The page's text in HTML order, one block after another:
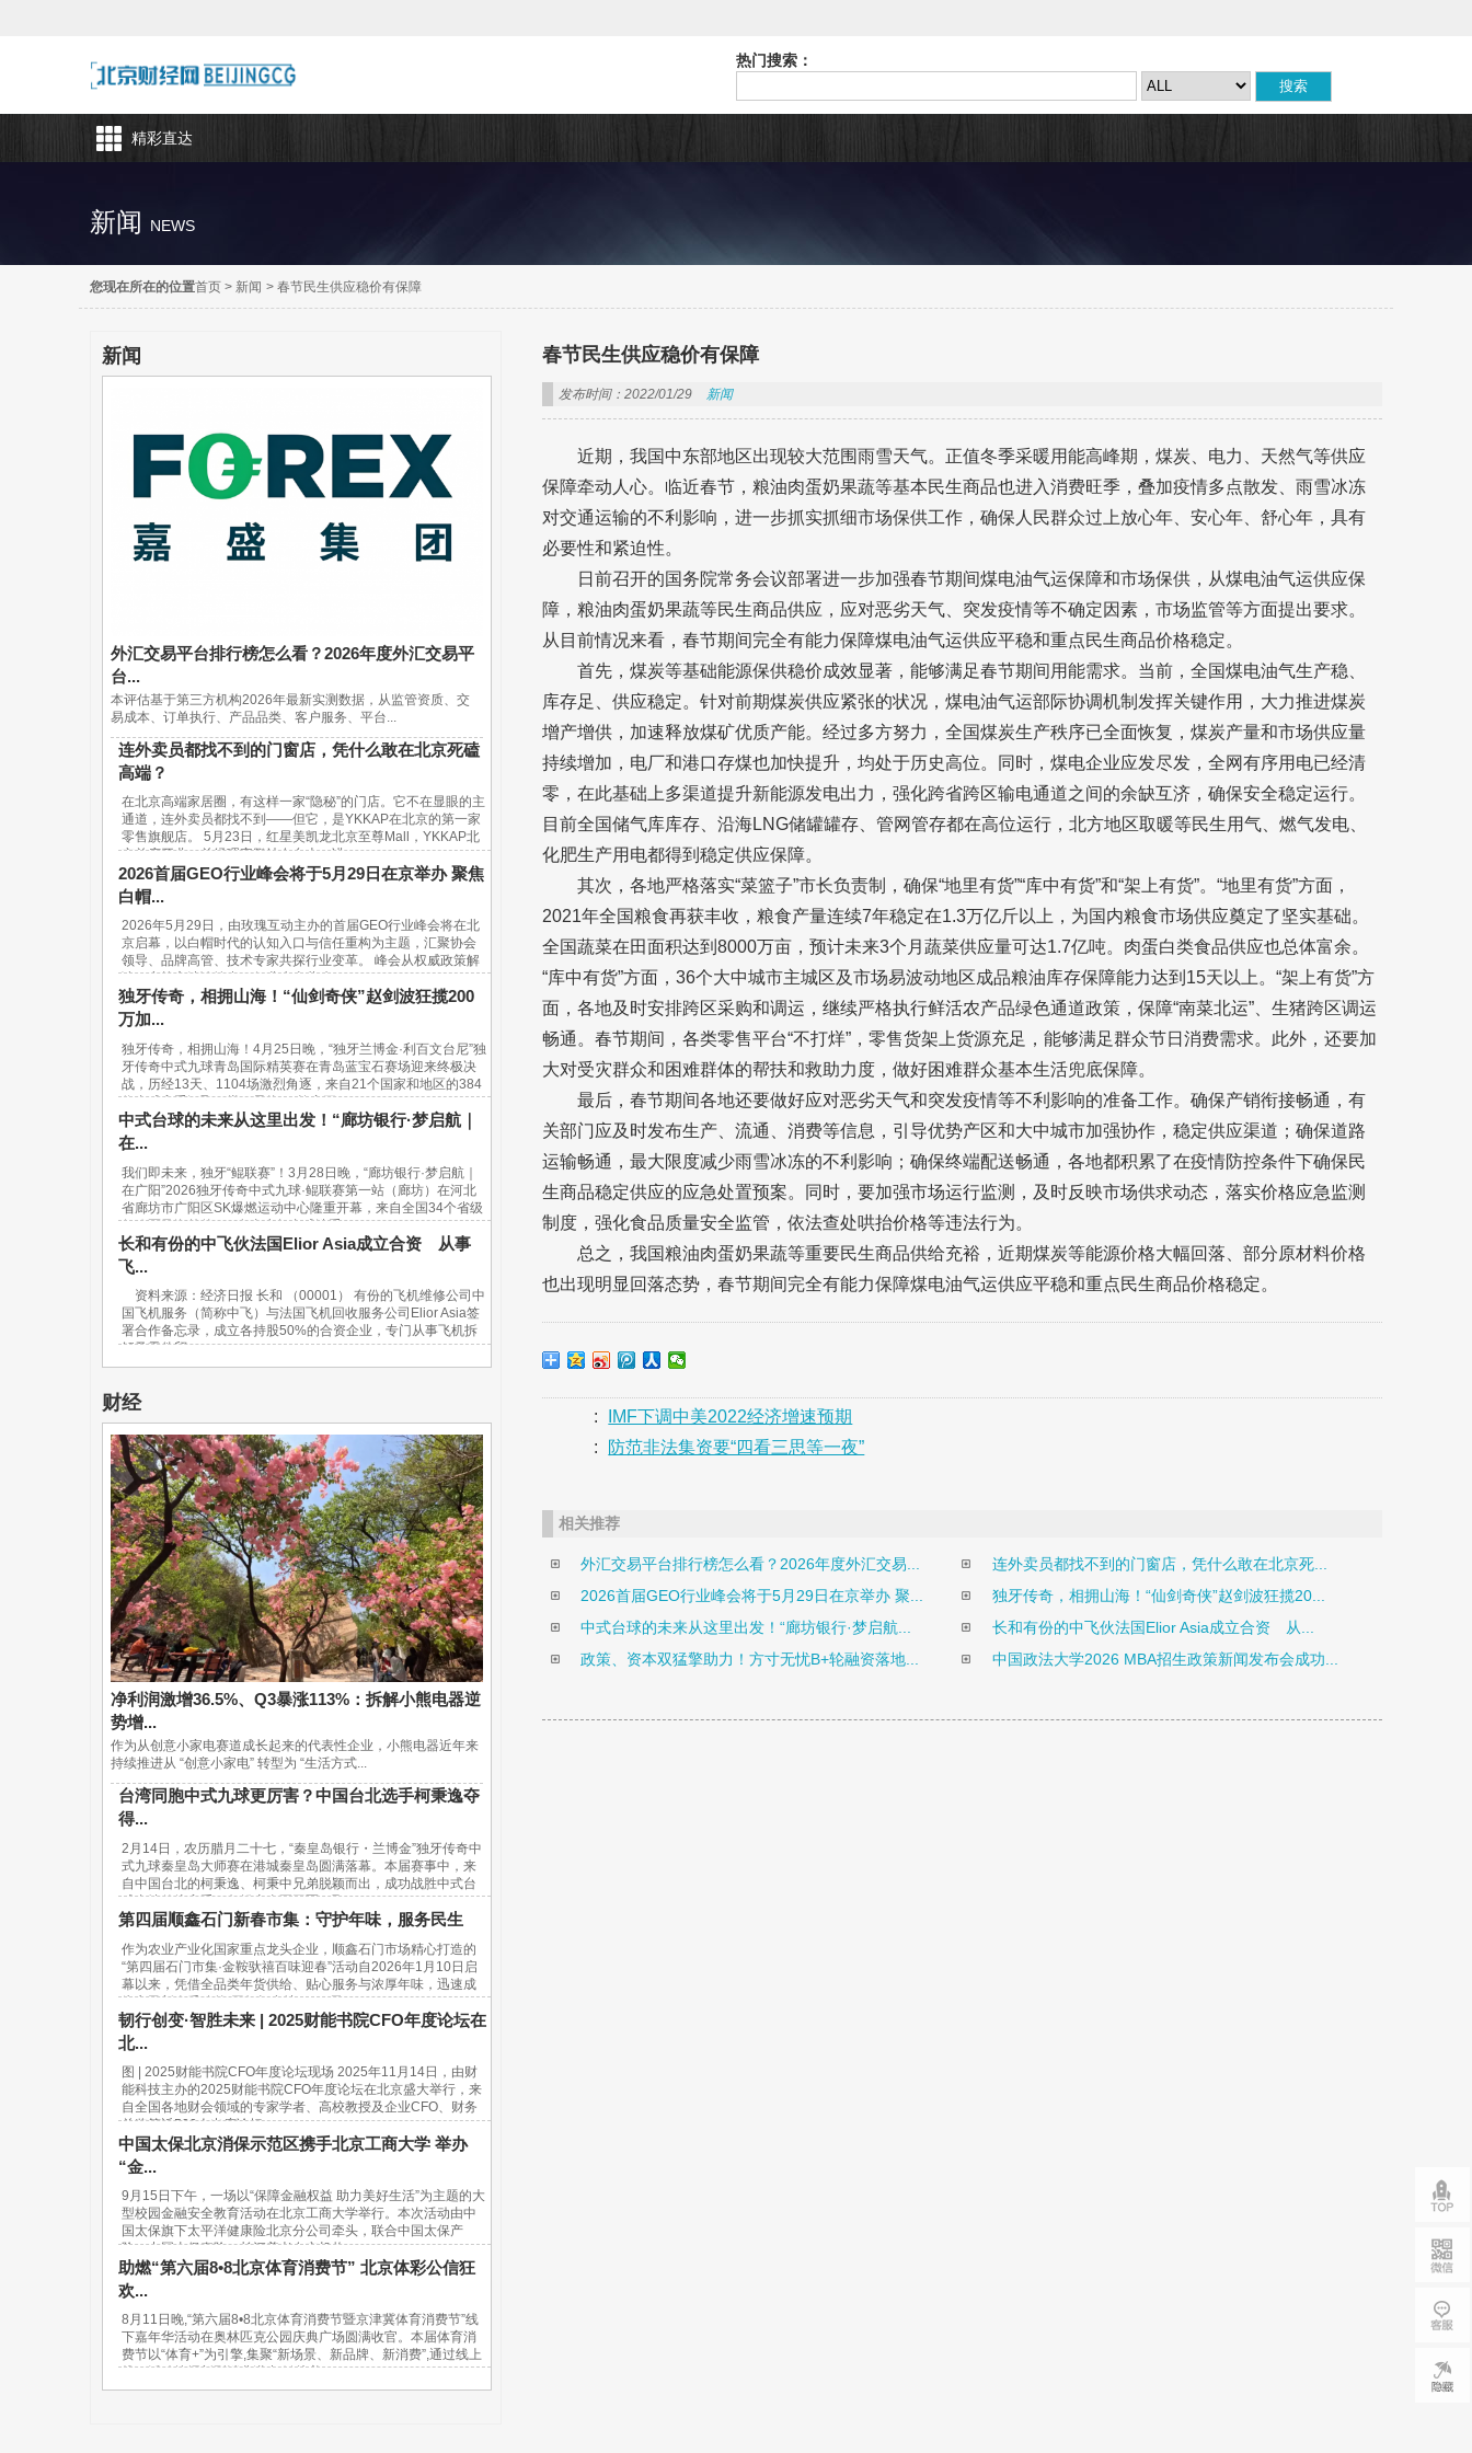
热门搜索：
精彩直达
新闻 NEWS
您现在所在的位置首页 > 新闻 > 春节民生供应稳价有保障
新闻
外汇交易平台排行榜怎么看？2026年度外汇交易平
台...
本评估基于第三方机构2026年最新实测数据，从监管资质、交
易成本、订单执行、产品品类、客户服务、平台...
连外卖员都找不到的门窗店，凭什么敢在北京死磕
高端？
在北京高端家居圈，有这样一家“隐秘”的门店。它不在显眼的主
通道，连外卖员都找不到——但它，是YKKAP在北京的第一家
零售旗舰店。 5月23日，红星美凯龙北京至尊Mall，YKKAP北
京首店开业。总经理宋鹏站在台上，讲...
2026首届GEO行业峰会将于5月29日在京举办 聚焦
白帽...
2026年5月29日，由玫瑰互动主办的首届GEO行业峰会将在北
京启幕，以白帽时代的认知入口与信任重构为主题，汇聚协会
领导、品牌高管、技术专家共探行业变革。 峰会从权威政策解
读、实战方法论输出、行业生态共建...
独牙传奇，相拥山海！“仙剑奇侠”赵剑波狂揽200
万加...
独牙传奇，相拥山海！4月25日晚，“独牙兰博金·利百文台尼”独
牙传奇中式九球青岛国际精英赛在青岛蓝宝石赛场迎来终极决
战，历经13天、1104场激烈角逐，来自21个国家和地区的384
位台球高手汇聚一堂，最终，“软塞王...
中式台球的未来从这里出发！“廊坊银行·梦启航｜
在...
我们即未来，独牙“鲲联赛”！3月28日晚，“廊坊银行·梦启航｜
在广阳”2026独牙传奇中式九球·鲲联赛第一站（廊坊）在河北
省廊坊市广阳区SK爆燃运动中心隆重开幕，来自全国34个省级
行政区及海外的940名青少年台球选手...
长和有份的中飞伙法国Elior Asia成立合资 从事
飞...
资料来源：经济日报 长和 （00001） 有份的飞机维修公司中
国飞机服务（简称中飞）与法国飞机回收服务公司Elior Asia签
署合作备忘录，成立各持股50%的合资企业，专门从事飞机拆
解及零件贸...
财经
净利润激增36.5%、Q3暴涨113%：拆解小熊电器逆
势增...
作为从创意小家电赛道成长起来的代表性企业，小熊电器近年来
持续推进从 “创意小家电” 转型为 “生活方式...
台湾同胞中式九球更厉害？中国台北选手柯秉逸夺
得...
2月14日，农历腊月二十七，“秦皇岛银行・兰博金”独牙传奇中
式九球秦皇岛大师赛在港城秦皇岛圆满落幕。本届赛事中，来
自中国台北的柯秉逸、柯秉中兄弟脱颖而出，成功战胜中式台
球内地传统高手，包揽赛事冠亚军，取...
第四届顺鑫石门新春市集：守护年味，服务民生
作为农业产业化国家重点龙头企业，顺鑫石门市场精心打造的
“第四届石门市集·金鞍驮禧百味迎春”活动自2026年1月10日启
幕以来，凭借全品类年货供给、贴心服务与浓厚年味，迅速成
为市民新春采购的“网红打卡地”。37天...
韧行创变·智胜未来 | 2025财能书院CFO年度论坛在
北...
图 | 2025财能书院CFO年度论坛现场 2025年11月14日，由财
能科技主办的2025财能书院CFO年度论坛在北京盛大举行，来
自全国各地财会领域的专家学者、高校教授及企业CFO、财务
总监等近500人出席论坛。...
中国太保北京消保示范区携手北京工商大学 举办
“金...
9月15日下午，一场以“保障金融权益 助力美好生活”为主题的大
型校园金融安全教育活动在北京工商大学举行。本次活动由中
国太保旗下太平洋健康险北京分公司牵头，联合中国太保产
险、中国太保寿险、长江养老在京机构...
助燃“第六届8•8北京体育消费节” 北京体彩公信狂
欢...
8月11日晚,“第六届8•8北京体育消费节暨京津冀体育消费节”线
下嘉年华活动在奥林匹克公园庆典广场圆满收官。本届体育消
费节以“体育+”为引擎,集聚“新场景、新品牌、新消费”,通过线上
线下活动挖掘新型消费潜力,链接美...
春节民生供应稳价有保障
发布时间：2022/01/29 新闻
近期，我国中东部地区出现较大范围雨雪天气。正值冬季采暖用能高峰期，煤炭、电力、天然气等供应
保障牵动人心。临近春节，粮油肉蛋奶果蔬等基本民生商品也进入消费旺季，叠加疫情多点散发、雨雪冰冻
对交通运输的不利影响，进一步抓实抓细市场保供工作，确保人民群众过上放心年、安心年、舒心年，具有
必要性和紧迫性。
日前召开的国务院常务会议部署进一步加强春节期间煤电油气运保障和市场保供，从煤电油气运供应保
障，粮油肉蛋奶果蔬等民生商品供应，应对恶劣天气、突发疫情等不确定因素，市场监管等方面提出要求。
从目前情况来看，春节期间完全有能力保障煤电油气运供应平稳和重点民生商品价格稳定。
首先，煤炭等基础能源保供稳价成效显著，能够满足春节期间用能需求。当前，全国煤电油气生产稳、
库存足、供应稳定。针对前期煤炭供应紧张的状况，煤电油气运部际协调机制发挥关键作用，大力推进煤炭
增产增供，加速释放煤矿优质产能。经过多方努力，全国煤炭生产秩序已全面恢复，煤炭产量和市场供应量
持续增加，电厂和港口存煤也加快提升，均处于历史高位。同时，煤电企业应发尽发，全网有序用电已经清
零，在此基础上多渠道提升新能源发电出力，强化跨省跨区输电通道之间的余缺互济，确保安全稳定运行。
目前全国储气库库存、沿海LNG储罐罐存、管网管存都在高位运行，北方地区取暖等民生用气、燃气发电、
化肥生产用电都得到稳定供应保障。
其次，各地严格落实“菜篮子”市长负责制，确保“地里有货”“库中有货”和“架上有货”。“地里有货”方面，
2021年全国粮食再获丰收，粮食产量连续7年稳定在1.3万亿斤以上，为国内粮食市场供应奠定了坚实基础。
全国蔬菜在田面积达到8000万亩，预计未来3个月蔬菜供应量可达1.7亿吨。肉蛋白类食品供应也总体富余。
“库中有货”方面，36个大中城市主城区及市场易波动地区成品粮油库存保障能力达到15天以上。“架上有货”方
面，各地及时安排跨区采购和调运，继续严格执行鲜活农产品绿色通道政策，保障“南菜北运”、生猪跨区调运
畅通。春节期间，各类零售平台“不打烊”，零售货架上货源充足，能够满足群众节日消费需求。此外，还要加
大对受灾群众和困难群体的帮扶和救助力度，做好困难群众基本生活兜底保障。
最后，春节期间各地还要做好应对恶劣天气和突发疫情等不利影响的准备工作。确保产销衔接畅通，有
关部门应及时发布生产、流通、消费等信息，引导优势产区和大中城市加强协作，稳定供应渠道；确保道路
运输畅通，最大限度减少雨雪冰冻的不利影响；确保终端配送畅通，各地都积累了在疫情防控条件下确保民
生商品稳定供应的应急处置预案。同时，要加强市场运行监测，及时反映市场供求动态，落实价格应急监测
制度，强化食品质量安全监管，依法查处哄抬价格等违法行为。
总之，我国粮油肉蛋奶果蔬等重要民生商品供给充裕，近期煤炭等能源价格大幅回落、部分原材料价格
也出现明显回落态势，春节期间完全有能力保障煤电油气运供应平稳和重点民生商品价格稳定。
:
IMF下调中美2022经济增速预期
:
防范非法集资要“四看三思等一夜”
相关推荐
外汇交易平台排行榜怎么看？2026年度外汇交易...
连外卖员都找不到的门窗店，凭什么敢在北京死...
2026首届GEO行业峰会将于5月29日在京举办 聚...
独牙传奇，相拥山海！“仙剑奇侠”赵剑波狂揽20...
中式台球的未来从这里出发！“廊坊银行·梦启航...
长和有份的中飞伙法国Elior Asia成立合资 从...
政策、资本双猛擎助力！方寸无忧B+轮融资落地...
中国政法大学2026 MBA招生政策新闻发布会成功...